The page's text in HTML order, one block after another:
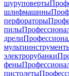
шуруповерты
шлифмашины
перфораторы
пилы
дрели
электрорубанки
фены
пистолеты